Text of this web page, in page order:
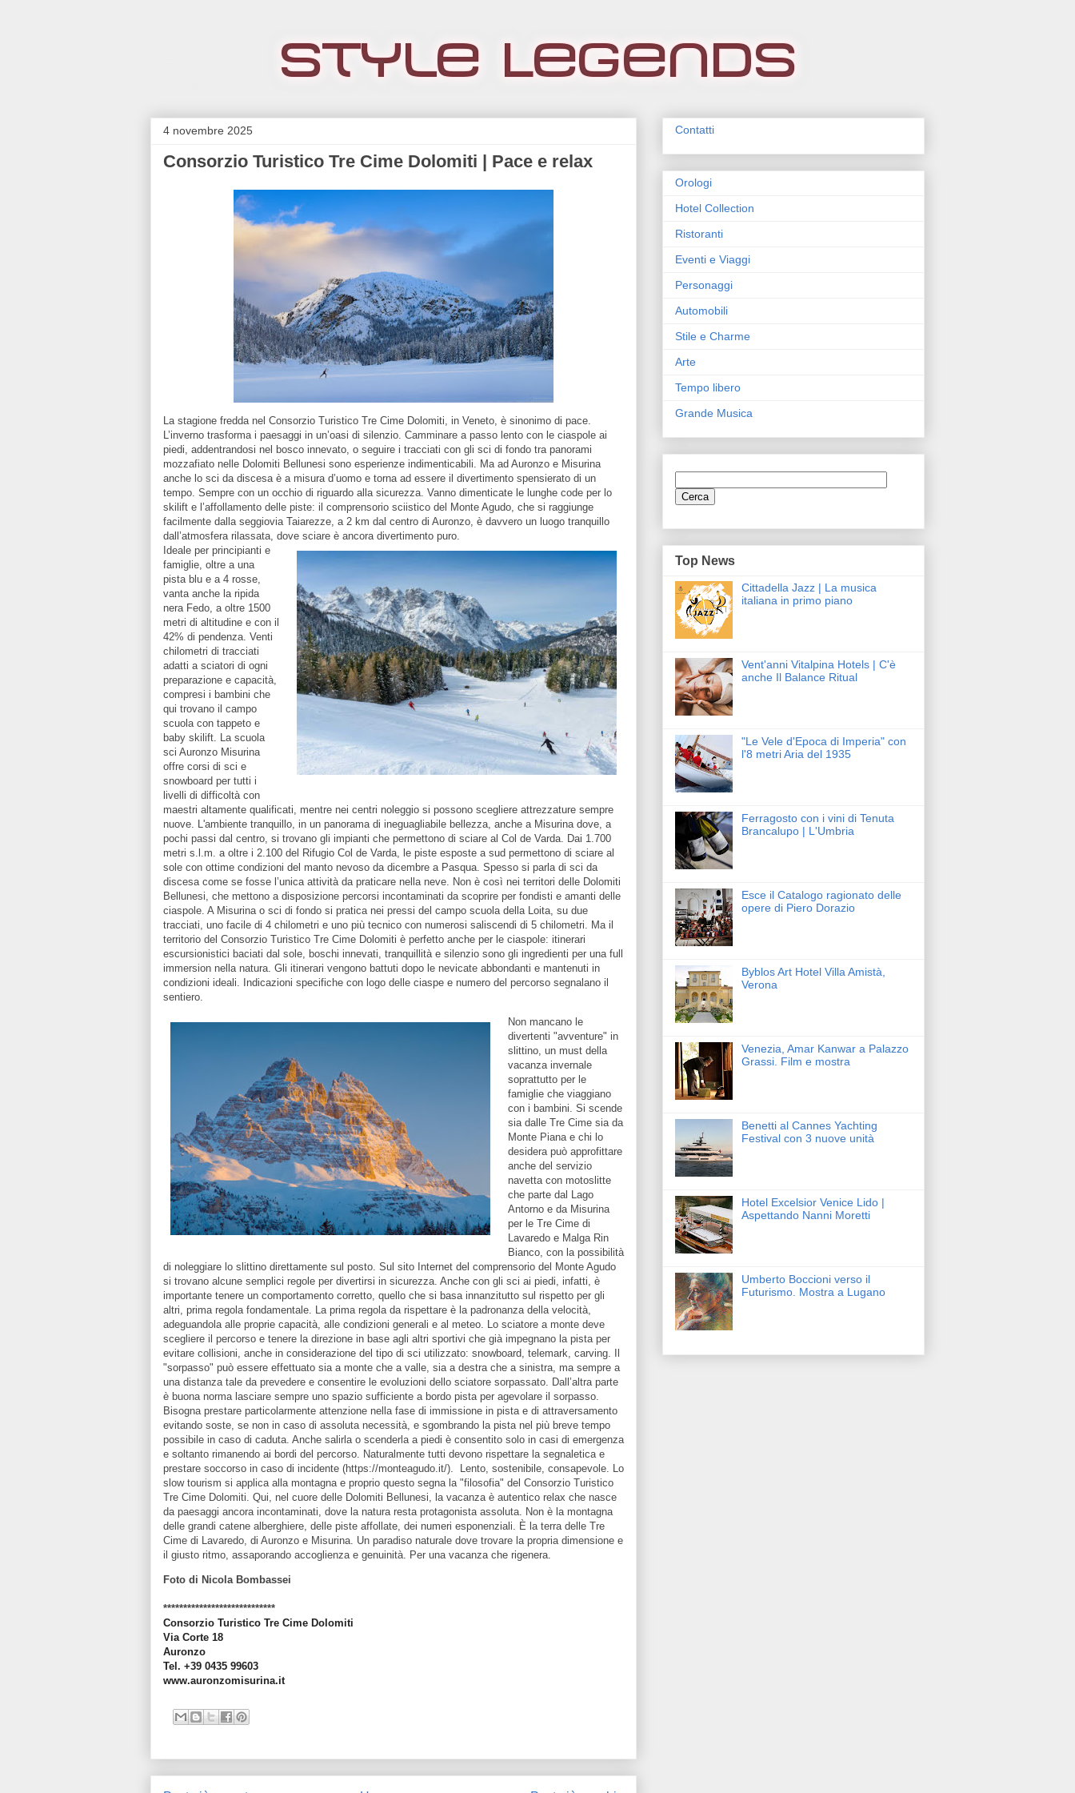
4 novembre 2025
Consorzio Turistico Tre Cime Dolomiti | Pace e relax
La stagione fredda nel Consorzio Turistico Tre Cime Dolomiti, in Veneto, è sinonimo di pace.
L’inverno trasforma i paesaggi in un’oasi di silenzio. Camminare a passo lento con le ciaspole ai
piedi, addentrandosi nel bosco innevato, o seguire i tracciati con gli sci di fondo tra panorami
mozzafiato nelle Dolomiti Bellunesi sono esperienze indimenticabili. Ma ad Auronzo e Misurina
anche lo sci da discesa è a misura d’uomo e torna ad essere il divertimento spensierato di un
tempo. Sempre con un occhio di riguardo alla sicurezza. Vanno dimenticate le lunghe code per lo
skilift e l’affollamento delle piste: il comprensorio sciistico del Monte Agudo, che si raggiunge
facilmente dalla seggiovia Taiarezze, a 2 km dal centro di Auronzo, è davvero un luogo tranquillo
dall’atmosfera rilassata, dove sciare è ancora divertimento puro.
Ideale per principianti e
famiglie, oltre a una
pista blu e a 4 rosse,
vanta anche la ripida
nera Fedo, a oltre 1500
metri di altitudine e con il
42% di pendenza. Venti
chilometri di tracciati
adatti a sciatori di ogni
preparazione e capacità,
compresi i bambini che
qui trovano il campo
scuola con tappeto e
baby skilift. La scuola
sci Auronzo Misurina
offre corsi di sci e
snowboard per tutti i
livelli di difficoltà con
maestri altamente qualificati, mentre nei centri noleggio si possono scegliere attrezzature sempre
nuove. L'ambiente tranquillo, in un panorama di ineguagliabile bellezza, anche a Misurina dove, a
pochi passi dal centro, si trovano gli impianti che permettono di sciare al Col de Varda. Dai 1.700
metri s.l.m. a oltre i 2.100 del Rifugio Col de Varda, le piste esposte a sud permettono di sciare al
sole con ottime condizioni del manto nevoso da dicembre a Pasqua. Spesso si parla di sci da
discesa come se fosse l’unica attività da praticare nella neve. Non è così nei territori delle Dolomiti
Bellunesi, che mettono a disposizione percorsi incontaminati da scoprire per fondisti e amanti delle
ciaspole. A Misurina o sci di fondo si pratica nei pressi del campo scuola della Loita, su due
tracciati, uno facile di 4 chilometri e uno più tecnico con numerosi saliscendi di 5 chilometri. Ma il
territorio del Consorzio Turistico Tre Cime Dolomiti è perfetto anche per le ciaspole: itinerari
escursionistici baciati dal sole, boschi innevati, tranquillità e silenzio sono gli ingredienti per una full
immersion nella natura. Gli itinerari vengono battuti dopo le nevicate abbondanti e mantenuti in
condizioni ideali. Indicazioni specifiche con logo delle ciaspe e numero del percorso segnalano il
sentiero.
Non mancano le
divertenti "avventure" in
slittino, un must della
vacanza invernale
soprattutto per le
famiglie che viaggiano
con i bambini. Si scende
sia dalle Tre Cime sia da
Monte Piana e chi lo
desidera può approfittare
anche del servizio
navetta con motoslitte
che parte dal Lago
Antorno e da Misurina
per le Tre Cime di
Lavaredo e Malga Rin
Bianco, con la possibilità
di noleggiare lo slittino direttamente sul posto. Sul sito Internet del comprensorio del Monte Agudo
si trovano alcune semplici regole per divertirsi in sicurezza. Anche con gli sci ai piedi, infatti, è
importante tenere un comportamento corretto, quello che si basa innanzitutto sul rispetto per gli
altri, prima regola fondamentale. La prima regola da rispettare è la padronanza della velocità,
adeguandola alle proprie capacità, alle condizioni generali e al meteo. Lo sciatore a monte deve
scegliere il percorso e tenere la direzione in base agli altri sportivi che già impegnano la pista per
evitare collisioni, anche in considerazione del tipo di sci utilizzato: snowboard, telemark, carving. Il
"sorpasso" può essere effettuato sia a monte che a valle, sia a destra che a sinistra, ma sempre a
una distanza tale da prevedere e consentire le evoluzioni dello sciatore sorpassato. Dall’altra parte
è buona norma lasciare sempre uno spazio sufficiente a bordo pista per agevolare il sorpasso.
Bisogna prestare particolarmente attenzione nella fase di immissione in pista e di attraversamento
evitando soste, se non in caso di assoluta necessità, e sgombrando la pista nel più breve tempo
possibile in caso di caduta. Anche salirla o scenderla a piedi è consentito solo in casi di emergenza
e soltanto rimanendo ai bordi del percorso. Naturalmente tutti devono rispettare la segnaletica e
prestare soccorso in caso di incidente (https://monteagudo.it/). Lento, sostenibile, consapevole. Lo
slow tourism si applica alla montagna e proprio questo segna la "filosofia" del Consorzio Turistico
Tre Cime Dolomiti. Qui, nel cuore delle Dolomiti Bellunesi, la vacanza è autentico relax che nasce
da paesaggi ancora incontaminati, dove la natura resta protagonista assoluta. Non è la montagna
delle grandi catene alberghiere, delle piste affollate, dei numeri esponenziali. È la terra delle Tre
Cime di Lavaredo, di Auronzo e Misurina. Un paradiso naturale dove trovare la propria dimensione e
il giusto ritmo, assaporando accoglienza e genuinità. Per una vacanza che rigenera.
Foto di Nicola Bombassei
****************************
Consorzio Turistico Tre Cime Dolomiti
Via Corte 18
Auronzo
Tel. +39 0435 99603
www.auronzomisurina.it
Contatti
Orologi
Hotel Collection
Ristoranti
Eventi e Viaggi
Personaggi
Automobili
Stile e Charme
Arte
Tempo libero
Grande Musica
Top News
Cittadella Jazz | La musica
italiana in primo piano
Vent'anni Vitalpina Hotels | C'è
anche Il Balance Ritual
"Le Vele d'Epoca di Imperia" con
l'8 metri Aria del 1935
Ferragosto con i vini di Tenuta
Brancalupo | L'Umbria
Esce il Catalogo ragionato delle
opere di Piero Dorazio
Byblos Art Hotel Villa Amistà,
Verona
Venezia, Amar Kanwar a Palazzo
Grassi. Film e mostra
Benetti al Cannes Yachting
Festival con 3 nuove unità
Hotel Excelsior Venice Lido |
Aspettando Nanni Moretti
Umberto Boccioni verso il
Futurismo. Mostra a Lugano